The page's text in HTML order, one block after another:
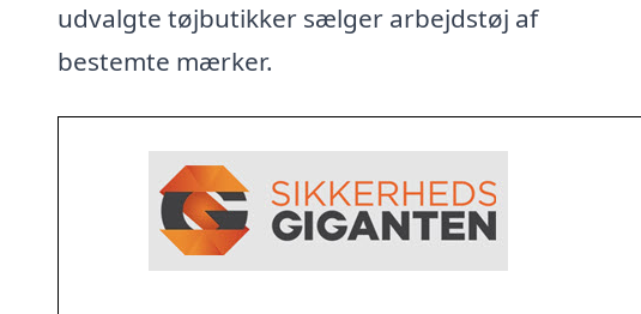
udvalgte tøjbutikker sælger arbejdstøj af
bestemte mærker.